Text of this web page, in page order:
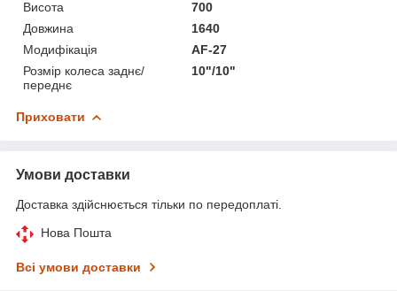
Висота
700
Довжина
1640
Модифікація
AF-27
Розмір колеса заднє/
переднє
10"/10"
Приховати
Умови доставки
Доставка здійснюється тільки по передоплаті.
Нова Пошта
Всі умови доставки